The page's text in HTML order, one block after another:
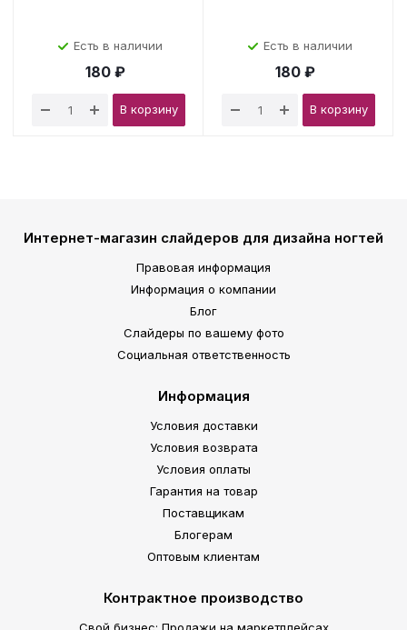
Есть в наличии
180 ₽
В корзину
Есть в наличии
180 ₽
В корзину
Интернет-магазин слайдеров для дизайна ногтей
Правовая информация
Информация о компании
Блог
Слайдеры по вашему фото
Социальная ответственность
Информация
Условия доставки
Условия возврата
Условия оплаты
Гарантия на товар
Поставщикам
Блогерам
Оптовым клиентам
Контрактное производство